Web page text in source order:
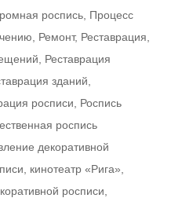
роспись Процесс
Ремонт, Реставрация
Реставрация
зданий
росписи
Роспись
роспись
декоративной
кинотеатр «Рига»
росписи